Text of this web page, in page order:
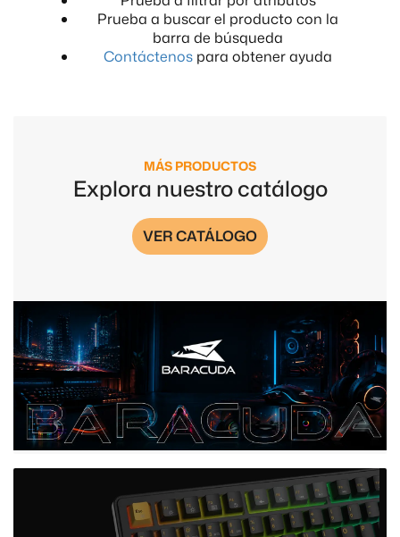
Prueba a buscar el producto con la
barra de búsqueda
Contáctenos para obtener ayuda
MÁS PRODUCTOS
Explora nuestro catálogo
VER CATÁLOGO